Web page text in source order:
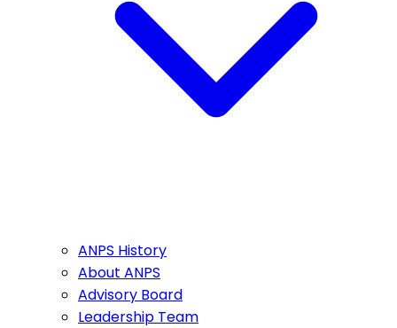
ANPS History
About ANPS
Advisory Board
Leadership Team